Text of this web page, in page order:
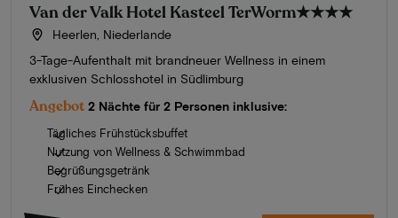
Van der Valk Hotel Kasteel TerWorm★★★★
Heerlen, Niederlande
3-Tage-Aufenthalt mit brandneuer Wellness in einem
exklusiven Schlosshotel in Südlimburg
Angebot 2 Nächte für 2 Personen inklusive:
Tägliches Frühstücksbuffet
Nutzung von Wellness & Schwimmbad
Begrüßungsgetränk
Frühes Einchecken